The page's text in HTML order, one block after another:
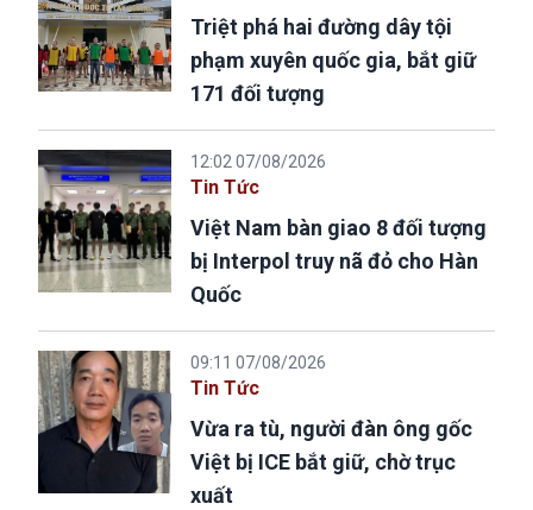
Triệt phá hai đường dây tội
phạm xuyên quốc gia, bắt giữ
171 đối tượng
12:02 07/08/2026
Tin Tức
Việt Nam bàn giao 8 đối tượng
bị Interpol truy nã đỏ cho Hàn
Quốc
09:11 07/08/2026
Tin Tức
Vừa ra tù, người đàn ông gốc
Việt bị ICE bắt giữ, chờ trục
xuất